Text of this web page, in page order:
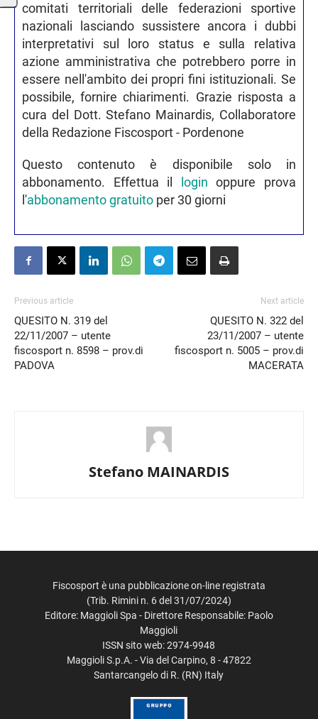
comitati territoriali delle federazioni sportive
nazionali lasciando sussistere ancora i dubbi
interpretativi sul loro status e sulla relativa
azione amministrativa che potrebbero porre in
essere nell'ambito dei propri fini istituzionali. Se
possibile, fornire chiarimenti. Grazie risposta a
cura del Dott. Stefano Mainardis, Collaboratore
della Redazione Fiscosport - Pordenone
Questo contenuto è disponibile solo in
abbonamento. Effettua il
login oppure prova
l'abbonamento gratuito per 30 giorni
Previous article
QUESITO N. 319 del
22/11/2007 – utente
fiscosport n. 8598 – prov.di
PADOVA
Next article
QUESITO N. 322 del
23/11/2007 – utente
fiscosport n. 5005 – prov.di
MACERATA
Stefano MAINARDIS
Fiscosport è una pubblicazione on-line registrata
(Trib. Rimini n. 6 del 31/07/2024)
Editore: Maggioli Spa - Direttore Responsabile: Paolo
Maggioli
ISSN sito web: 2974-9948
Maggioli S.p.A. - Via del Carpino, 8 - 47822
Santarcangelo di R. (RN) Italy